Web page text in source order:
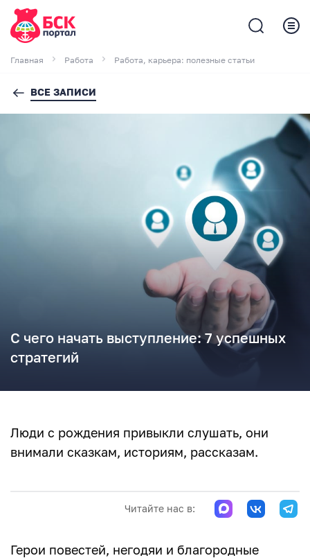
Главная Работа Работа, карьера: полезные статьи
ВСЕ ЗАПИСИ
С чего начать выступление: 7 успешных
стратегий
Люди с рождения привыкли слушать, они
внимали сказкам, историям, рассказам.
Читайте нас в:
Герои повестей, негодяи и благородные